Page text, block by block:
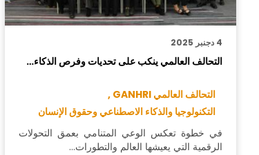
4 دجنبر 2025
التحالف العالمي ينكب على تحديات وفرص الذكاء…
التحالف العالمي GANHRI ,
التكنولوجيا والذكاء الاصطناعي وحقوق الإنسان
في خطوة تعكس الوعي المتنامي بعمق التحولات
الرقمية التي يعيشها العالم والتطورات…